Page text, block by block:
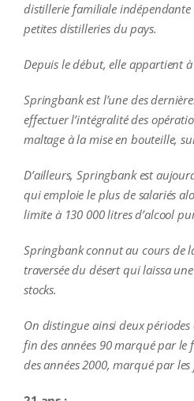
distillerie familiale indépendante
petites distilleries du pays.
Depuis le début, elle appartient
Springbank est l’une des
effectuer l’intégralité des
maltage à la mise en bouteille,
D’ailleurs, Springbank est
qui emploie le plus de salariés
limite à 130 000 litres d’alcool
Springbank connut au cours de
traversée du désert qui laissa
stocks.
On distingue ainsi deux périodes
fin des années 90 marqué par
des années 2000, marqué par